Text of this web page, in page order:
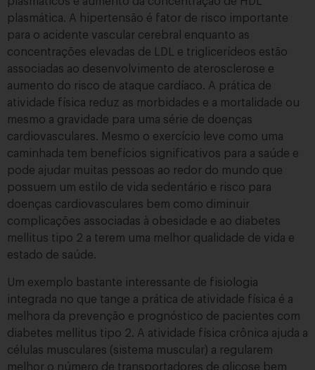
plasmática. A hipertensão é fator de risco importante
para o acidente vascular cerebral enquanto as
concentrações elevadas de LDL e triglicerídeos estão
associadas ao desenvolvimento de aterosclerose e
aumento do risco de ataque cardíaco. A prática de
atividade física reduz as morbidades e a mortalidade ou
mesmo a gravidade para uma série de doenças
cardiovasculares. Mesmo o exercício leve como uma
caminhada tem benefícios significativos para a saúde e
pode ajudar muitas pessoas ao redor do mundo que
possuem um estilo de vida sedentário e risco para
doenças cardiovasculares bem como diminuir
complicações associadas à obesidade e ao diabetes
mellitus tipo 2 a terem uma melhor qualidade de vida e
estado de saúde.
Um exemplo bastante interessante de fisiologia
integrada no que tange a prática de atividade física é a
melhora da prevenção e prognóstico de pacientes com
diabetes mellitus tipo 2. A atividade física crônica ajuda a
células musculares (sistema muscular) a regularem
melhor o número de transportadores de glicose bem